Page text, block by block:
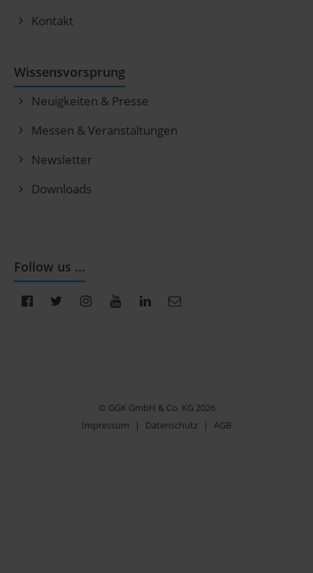
Kontakt
Wissensvorsprung
Neuigkeiten & Presse
Messen & Veranstaltungen
Newsletter
Downloads
Follow us ...
© GGK GmbH & Co. KG 2026
Impressum
| Datenschutz | AGB